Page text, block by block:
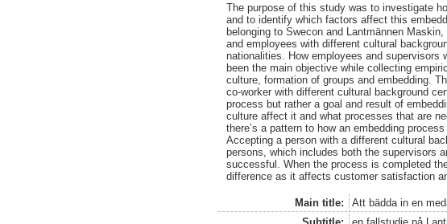
The purpose of this study was to investigate
and to identify which factors affect this
belonging to Swecon and Lantmännen
and employees with different cultural
nationalities. How employees and supervisors
been the main objective while collecting
culture, formation of groups and embedding.
co-worker with different cultural background
process but rather a goal and result of
culture affect it and what processes that are
there’s a pattern to how an embedding
Accepting a person with a different cultural
persons, which includes both the supervisors
successful. When the process is completed
difference as it affects customer satisfaction
Main title:
Att bädda in en